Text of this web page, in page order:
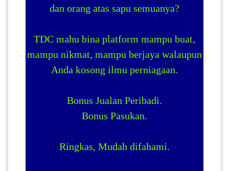
dan orang atas sapu semuanya?
TDC mahu bina platform mampu buat,
mampu nikmat, mampu berjaya walaupun
Anda kosong ilmu perniagaan.
Bonus Jualan Peribadi.
Bonus Pasukan.
Ringkas, Mudah difahami.